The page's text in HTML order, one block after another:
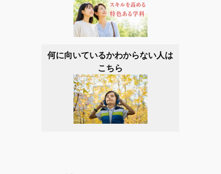
何に向いているかわからない人は
こちら